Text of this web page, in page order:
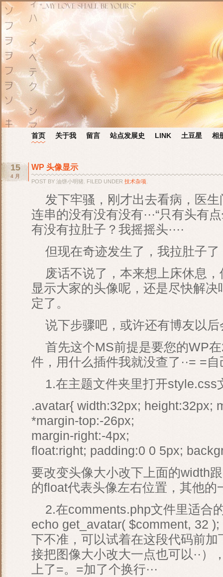
首页 关于我 留言 站点发展史 LINK 土豆星 相
15
4 月
WP 头像显示
POST BY 油饼小明猪. FILED UNDER 技术杂项
发下牢骚，刚才出去看病，医生
连串的没有没有没有···“只有头有
有没有拉肚子？我摇摇头····
但现在奇迹发生了，我拉肚子了
废话不说了，本来想上床休息，
显示大家的头像呢，还是尽快解决
定了。
说下步骤吧，或许还有博友以后
首先这个MS前提是要您的WP
件，用什么插件我就没查了··= =
1.在主题文件夹里打开style.css
.avatar{ width:32px; height:32px;
*margin-top:-26px;
margin-right:-4px;
float:right; padding:0 0 5px;
要改变头像大小改下上面的width
的float代表头像左右位置，其他的
2.在comments.php文件里适合
echo get_avatar( $comment, 32
下不准，可以试着在这段代码前
接把图像大小改大一点也可以··）
上了=。=加了个换行···